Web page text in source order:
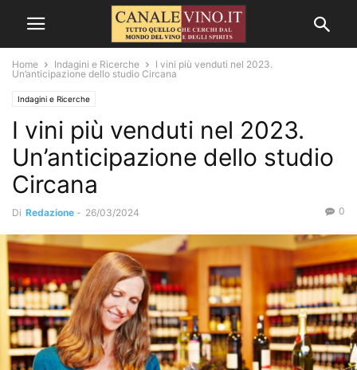
Home Indagini e Ricerche
I vini più venduti nel 2023.
Un’anticipazione dello studio Circana
Indagini e Ricerche
I vini più venduti nel 2023.
Un’anticipazione dello studio
Circana
Di Redazione - 26/03/2024 0